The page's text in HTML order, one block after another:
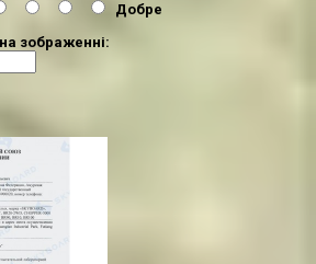
Добре
зображенні: